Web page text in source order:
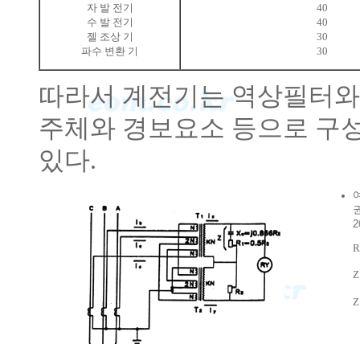
자 발 전기
수 발 전기
젤 조상 기
파수 변환 기
40
40
30
30
따라서 계전기는 역상필터
주체와 경보요소 등으로 구
있다.